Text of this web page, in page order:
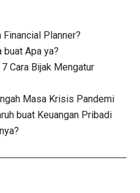
Planner?
buat Apa ya?
Cara Bijak Mengatur
Masa Krisis Pandemi
buat Keuangan Pribadi